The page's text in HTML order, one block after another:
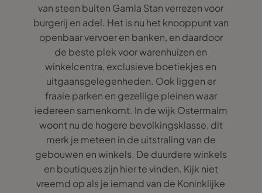
van steen buiten Gamla Stan verrezen voor
burgerij en adel. Het is nu het knooppunt van
openbaar vervoer en banken, en daardoor
de beste plek voor warenhuizen en
winkelcentra, exclusieve boetiekjes en
uitgaansgelegenheden. Ook liggen er
fraaie parken en gezellige pleinen waar
iedereen samenkomt. In de wijk Ostermalm
woont nu de hogere bevolkingsklasse, dit
merk je meteen in de uitstraling van de
gebouwen en winkels. De duurdere winkels
en boutiques zijn hier te vinden. Kijk niet
vreemd op als je iemand van de Koninklijke